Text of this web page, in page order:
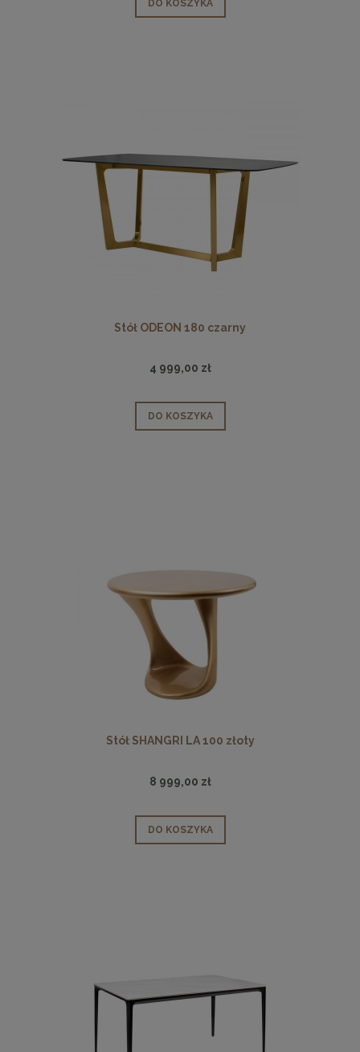
DO KOSZYKA
Stół ODEON 180 czarny
4 999,00 zł
DO KOSZYKA
Stół SHANGRI LA 100 złoty
8 999,00 zł
DO KOSZYKA